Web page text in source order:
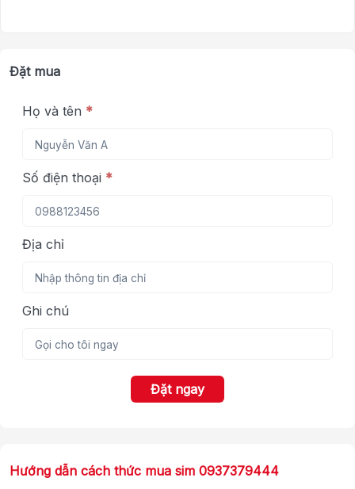
Đặt mua
Họ và tên *
Số điện thoại *
Địa chỉ
Ghi chú
Đặt ngay
Hướng dẫn cách thức mua sim 0937379444